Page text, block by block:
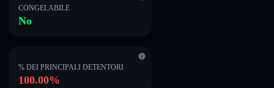
CONGELABILE
No
% DEI PRINCIPALI DETENTORI
100.00%